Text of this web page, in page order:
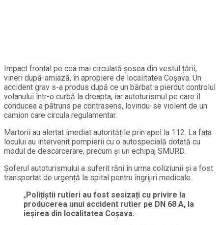
Impact frontal pe cea mai circulată șosea din vestul țării,
vineri după-amiază, în apropiere de localitatea Coșava. Un
accident grav s-a produs după ce un bărbat a pierdut controlul
volanului într-o curbă la dreapta, iar autoturismul pe care îl
conducea a pătruns pe contrasens, lovindu-se violent de un
camion care circula regulamentar.
Martorii au alertat imediat autoritățile prin apel la 112. La fața
locului au intervenit pompierii cu o autospecială dotată cu
modul de descarcerare, precum și un echipaj SMURD.
Șoferul autoturismului a suferit răni în urma coliziunii și a fost
transportat de urgență la spital pentru îngrijiri medicale.
„Polițiștii rutieri au fost sesizați cu privire la
producerea unui accident rutier pe DN 68 A, la
ieșirea din localitatea Coșava.